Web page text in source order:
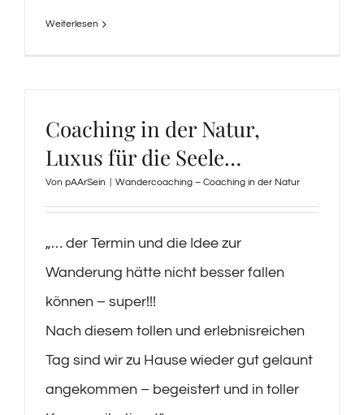
Weiterlesen
Coaching in der Natur,
Luxus für die Seele…
Von pAArSein Wandercoaching – Coaching in der Natur
„… der Termin und die Idee zur
Wanderung hätte nicht besser fallen
können – super!!!
Nach diesem tollen und erlebnisreichen
Tag sind wir zu Hause wieder gut gelaunt
angekommen – begeistert und in toller